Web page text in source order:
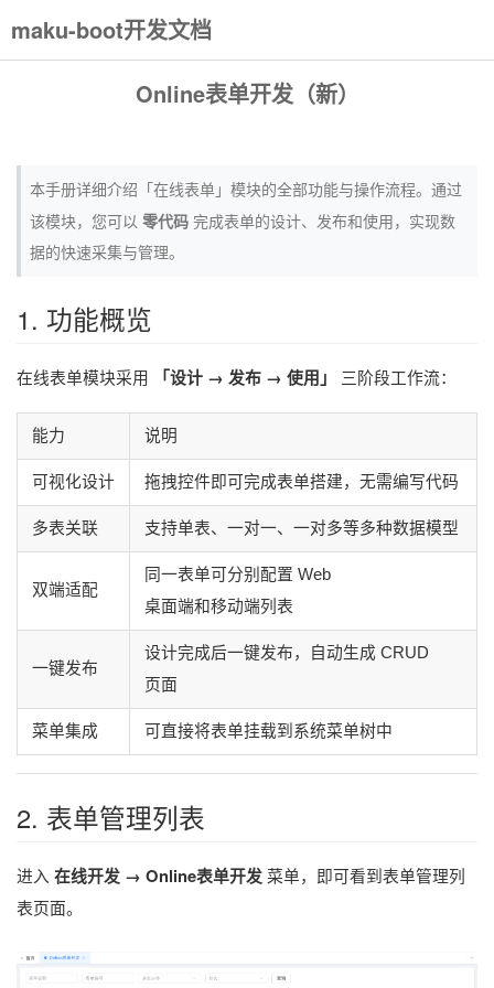
maku-boot开发文档
Online表单开发（新）
本手册详细介绍「在线表单」模块的全部功能与操作流程。通过
该模块，您可以 零代码 完成表单的设计、发布和使用，实现数
据的快速采集与管理。
1. 功能概览
在线表单模块采用 「设计 → 发布 → 使用」 三阶段工作流：
能力 说明
可视化设计 拖拽控件即可完成表单搭建，无需编写代码
多表关联 支持单表、一对一、一对多等多种数据模型
双端适配
同一表单可分别配置 Web
桌面端和移动端列表
一键发布
设计完成后一键发布，自动生成 CRUD
页面
菜单集成 可直接将表单挂载到系统菜单树中
2. 表单管理列表
进入 在线开发 → Online表单开发 菜单，即可看到表单管理列
表页面。